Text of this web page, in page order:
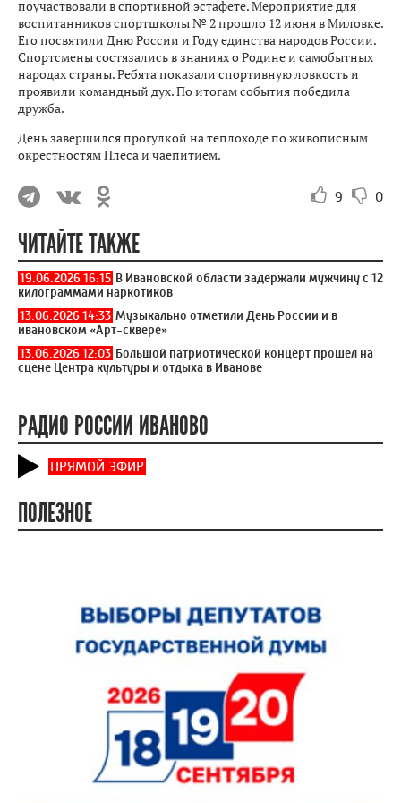
поучаствовали в спортивной эстафете. Мероприятие для
воспитанников спортшколы № 2 прошло 12 июня в Миловке.
Его посвятили Дню России и Году единства народов России.
Спортсмены состязались в знаниях о Родине и самобытных
народах страны. Ребята показали спортивную ловкость и
проявили командный дух. По итогам события победила
дружба.
День завершился прогулкой на теплоходе по живописным
окрестностям Плёса и чаепитием.
9 0
ЧИТАЙТЕ ТАКЖЕ
19.06.2026 16:15 В Ивановской области задержали мужчину с 12
килограммами наркотиков
13.06.2026 14:33 Музыкально отметили День России и в
ивановском «Арт-сквере»
13.06.2026 12:03 Большой патриотической концерт прошел на
сцене Центра культуры и отдыха в Иванове
РАДИО РОССИИ ИВАНОВО
ПРЯМОЙ ЭФИР
ПОЛЕЗНОЕ